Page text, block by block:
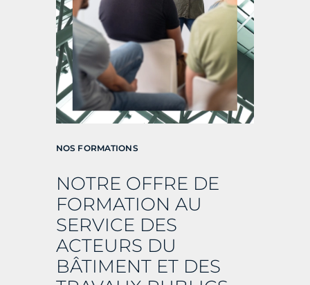
NOS FORMATIONS
NOTRE OFFRE DE
FORMATION AU
SERVICE DES
ACTEURS DU
BÂTIMENT ET DES